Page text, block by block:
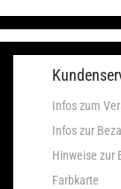
Infos zum
Infos zur
Hinweise zur
Farbkarte